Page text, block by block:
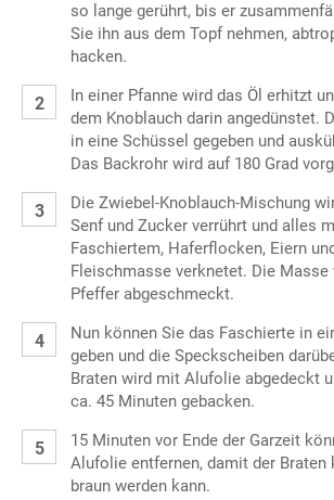
so lange gerührt, bis er
Sie ihn aus dem Topf nehmen,
hacken.
In einer Pfanne wird das Öl erhitzt
dem Knoblauch darin angedünstet.
in eine Schüssel gegeben und
Das Backrohr wird auf 180 Grad
Die Zwiebel-Knoblauch-Mischung
Senf und Zucker verrührt und alles
Faschiertem, Haferflocken, Eiern
Fleischmasse verknetet. Die
Pfeffer abgeschmeckt.
Nun können Sie das Faschierte in
geben und die Speckscheiben
Braten wird mit Alufolie abgedeckt
ca. 45 Minuten gebacken.
15 Minuten vor Ende der Garzeit
Alufolie entfernen, damit der Braten
braun werden kann.